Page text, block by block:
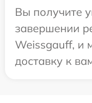
Вы получите
завершении
Weissgauff, и
доставку к